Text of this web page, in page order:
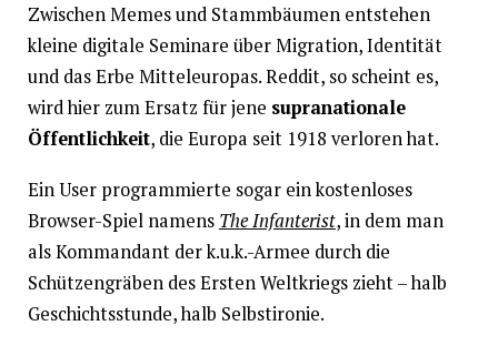
Zwischen Memes und Stammbäumen entstehen
kleine digitale Seminare über Migration, Identität
und das Erbe Mitteleuropas. Reddit, so scheint es,
wird hier zum Ersatz für jene supranationale
Öffentlichkeit, die Europa seit 1918 verloren hat.
Ein User programmierte sogar ein kostenloses
Browser-Spiel namens The Infanterist, in dem man
als Kommandant der k.u.k.-Armee durch die
Schützengräben des Ersten Weltkriegs zieht – halb
Geschichtsstunde, halb Selbstironie.